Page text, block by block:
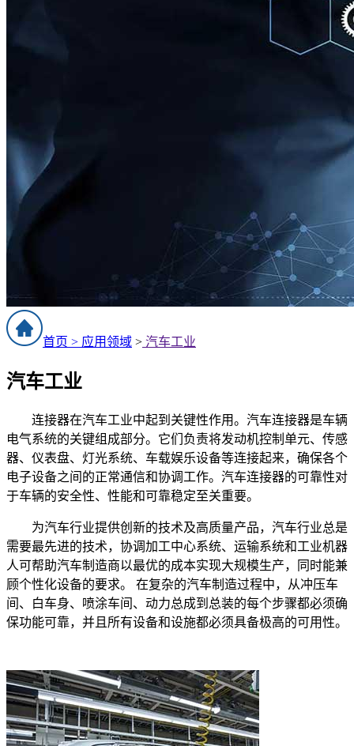
首页 > 应用领域 > 汽车工业
汽车工业
连接器在汽车工业中起到关键性作用。汽车连接器是车辆
电气系统的关键组成部分。它们负责将发动机控制单元、传感
器、仪表盘、灯光系统、车载娱乐设备等连接起来，确保各个
电子设备之间的正常通信和协调工作。汽车连接器的可靠性对
于车辆的安全性、性能和可靠稳定至关重要。
为汽车行业提供创新的技术及高质量产品，汽车行业总是
需要最先进的技术，协调加工中心系统、运输系统和工业机器
人可帮助汽车制造商以最优的成本实现大规模生产，同时能兼
顾个性化设备的要求。 在复杂的汽车制造过程中，从冲压车
间、白车身、喷涂车间、动力总成到总装的每个步骤都必须确
保功能可靠，并且所有设备和设施都必须具备极高的可用性。